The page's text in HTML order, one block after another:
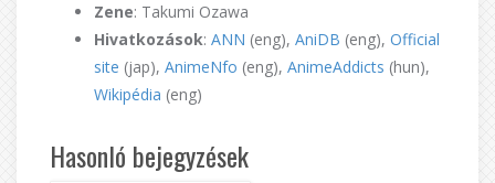
Zene: Takumi Ozawa
Hivatkozások: ANN (eng), AniDB (eng), Official
site (jap), AnimeNfo (eng), AnimeAddicts (hun),
Wikipédia (eng)
Hasonló bejegyzések